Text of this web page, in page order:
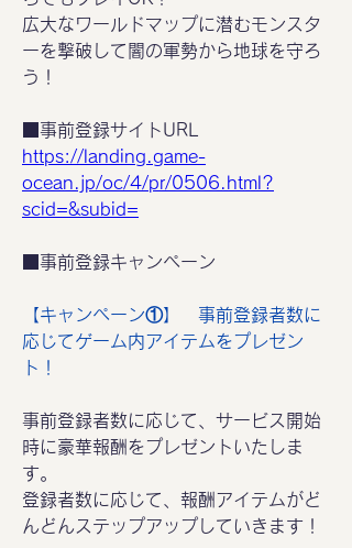
広大なワールドマップに潜むモンスタ
ーを撃破して闇の軍勢から地球を守ろ
う！
■事前登録サイトURL
https://landing.game-
ocean.jp/oc/4/pr/0506.html?
scid=&subid=
■事前登録キャンペーン
【キャンペーン①】　事前登録者数に
応じてゲーム内アイテムをプレゼン
ト！
事前登録者数に応じて、サービス開始
時に豪華報酬をプレゼントいたしま
す。
登録者数に応じて、報酬アイテムがど
んどんステップアップしていきます！